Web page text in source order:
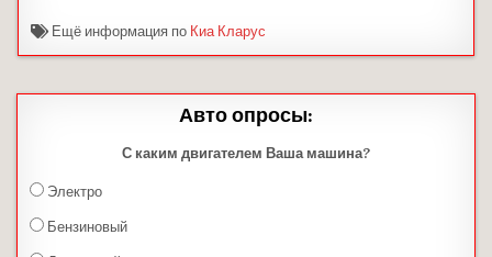
Ещё информация по Киа Кларус
Авто опросы:
С каким двигателем Ваша машина?
Электро
Бензиновый